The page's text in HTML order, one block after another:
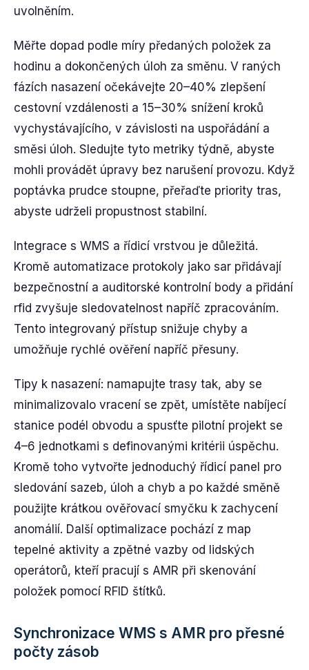
uvolněním.
Měřte dopad podle míry předaných položek za
hodinu a dokončených úloh za směnu. V raných
fázích nasazení očekávejte 20–40% zlepšení
cestovní vzdálenosti a 15–30% snížení kroků
vychystávajícího, v závislosti na uspořádání a
směsi úloh. Sledujte tyto metriky týdně, abyste
mohli provádět úpravy bez narušení provozu. Když
poptávka prudce stoupne, přeřaďte priority tras,
abyste udrželi propustnost stabilní.
Integrace s WMS a řídicí vrstvou je důležitá.
Kromě automatizace protokoly jako sar přidávají
bezpečnostní a auditorské kontrolní body a přidání
rfid zvyšuje sledovatelnost napříč zpracováním.
Tento integrovaný přístup snižuje chyby a
umožňuje rychlé ověření napříč přesuny.
Tipy k nasazení: namapujte trasy tak, aby se
minimalizovalo vracení se zpět, umístěte nabíjecí
stanice podél obvodu a spusťte pilotní projekt se
4–6 jednotkami s definovanými kritérii úspěchu.
Kromě toho vytvořte jednoduchý řídicí panel pro
sledování sazeb, úloh a chyb a po každé směně
použijte krátkou ověřovací smyčku k zachycení
anomálií. Další optimalizace pochází z map
tepelné aktivity a zpětné vazby od lidských
operátorů, kteří pracují s AMR při skenování
položek pomocí RFID štítků.
Synchronizace WMS s AMR pro přesné
počty zásob